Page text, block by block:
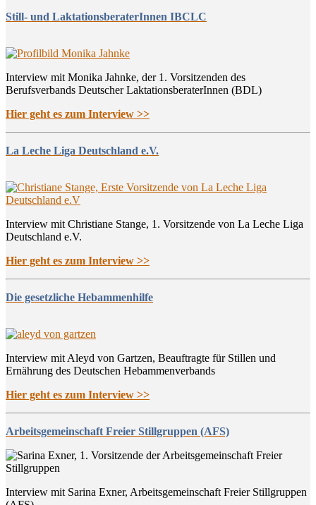
Still- und LaktationsberaterInnen IBCLC
Interview mit Monika Jahnke, der 1. Vorsitzenden des
Berufsverbands Deutscher LaktationsberaterInnen (BDL)
Hier geht es zum Interview >>
La Leche Liga Deutschland e.V.
Interview mit Christiane Stange, 1. Vorsitzende von La Leche Liga
Deutschland e.V.
Hier geht es zum Interview >>
Die gesetzliche Hebammenhilfe
Interview mit Aleyd von Gartzen, Beauftragte für Stillen und
Ernährung des Deutschen Hebammenverbands
Hier geht es zum Interview >>
Arbeitsgemeinschaft Freier Stillgruppen (AFS)
Interview mit Sarina Exner, Arbeitsgemeinschaft Freier Stillgruppen